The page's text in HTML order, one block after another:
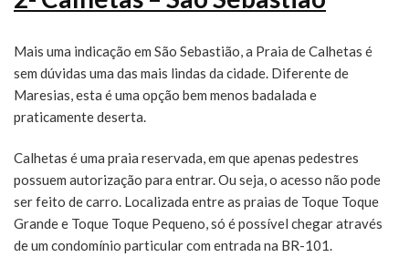
Mais uma indicação em São Sebastião, a Praia de Calhetas é
sem dúvidas uma das mais lindas da cidade. Diferente de
Maresias, esta é uma opção bem menos badalada e
praticamente deserta.
Calhetas é uma praia reservada, em que apenas pedestres
possuem autorização para entrar. Ou seja, o acesso não pode
ser feito de carro. Localizada entre as praias de Toque Toque
Grande e Toque Toque Pequeno, só é possível chegar através
de um condomínio particular com entrada na BR-101.